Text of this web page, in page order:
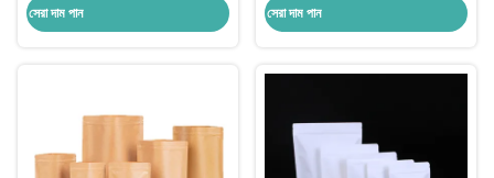
স্ট্যান্ড আপ ব্যাগ ব্যাগ
সেরা দাম পান
সেরা দাম পান